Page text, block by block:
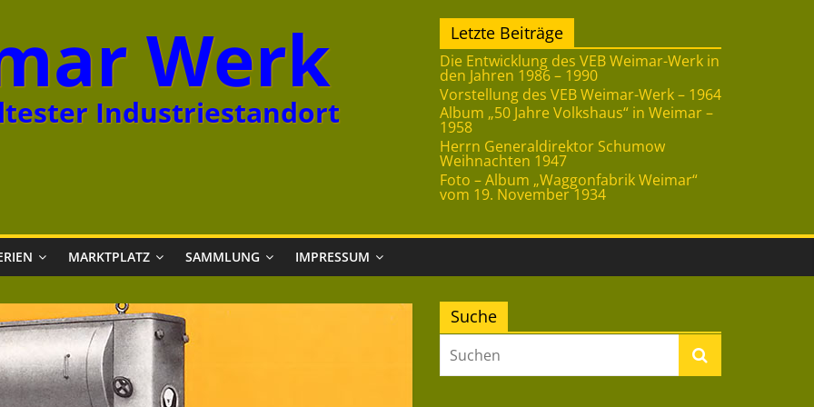
Werk
Industriestandort
Letzte Beiträge
Die Entwicklung des VEB Weimar-Werk in
den Jahren 1986 – 1990
Vorstellung des VEB Weimar-Werk – 1964
Album „50 Jahre Volkshaus“ in Weimar –
1958
Herrn Generaldirektor Schumow
Weihnachten 1947
Foto – Album „Waggonfabrik Weimar“
vom 19. November 1934
MARKTPLATZ SAMMLUNG IMPRESSUM
Suche